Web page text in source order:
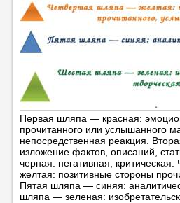
Первая шляпа — красная:
прочитанного или услышанного
непосредственная реакция.
изложение фактов, описаний,
черная: негативная,
желтая: позитивные стороны
Пятая шляпа — синяя:
шляпа — зеленая: